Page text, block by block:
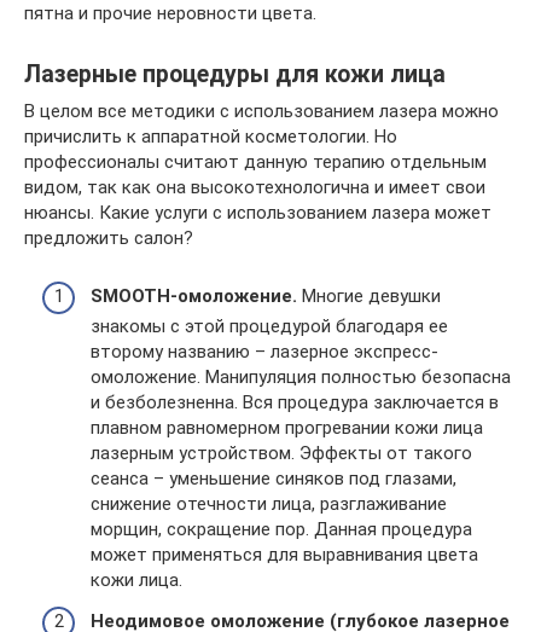
пятна и прочие неровности цвета.
Лазерные процедуры для кожи лица
В целом все методики с использованием лазера можно
причислить к аппаратной косметологии. Но
профессионалы считают данную терапию отдельным
видом, так как она высокотехнологична и имеет свои
нюансы. Какие услуги с использованием лазера может
предложить салон?
SMOOTH-омоложение. Многие девушки
знакомы с этой процедурой благодаря ее
второму названию – лазерное экспресс-
омоложение. Манипуляция полностью безопасна
и безболезненна. Вся процедура заключается в
плавном равномерном прогревании кожи лица
лазерным устройством. Эффекты от такого
сеанса – уменьшение синяков под глазами,
снижение отечности лица, разглаживание
морщин, сокращение пор. Данная процедура
может применяться для выравнивания цвета
кожи лица.
Неодимовое омоложение (глубокое лазерное